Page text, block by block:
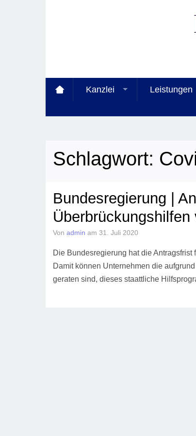
Kanzlei Leistungen
Schlagwort:
Bundesregierung |
Überbrückungshilfen
Von admin am 31. Juli 2020
Die Bundesregierung hat die
Damit können Unternehmen die
geraten sind, dieses staattliche